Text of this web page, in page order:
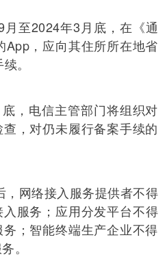
至2024年3月底，在《通
App，应向其住所所在地省
。
，电信主管部门将组织对
，对仍未履行备案手续的
网络接入服务提供者不得
服务；应用分发平台不得
；智能终端生产企业不得
。